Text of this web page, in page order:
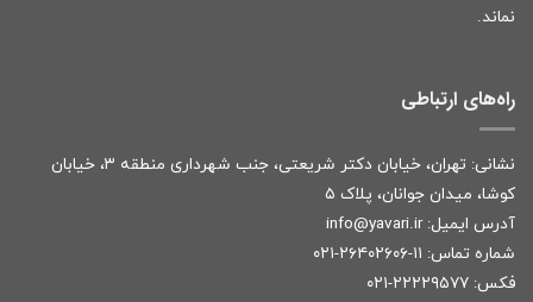
نماند.
راه‌های ارتباطی
نشانی: تهران، خیابان دکتر شریعتی، جنب شهرداری منطقه ۳، خیابان
کوشا، میدان جوانان، پلاک ۵
آدرس ایمیل: info@yavari.ir
شماره تماس: ۱۱-۲۶۴۰۲۶۰۶-۰۲۱
فکس: ۲۲۲۲۹۵۷۷-۰۲۱